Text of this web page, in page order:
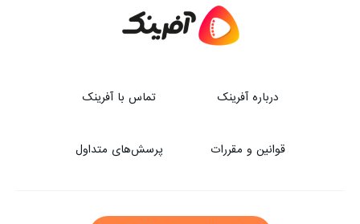
درباره آفرینک تماس با آفرینک
قوانین و مقررات پرسش‌های متداول